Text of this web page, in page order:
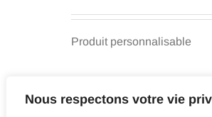
Nous respectons votre vie
prix :
95.00$
Produit personnalisable